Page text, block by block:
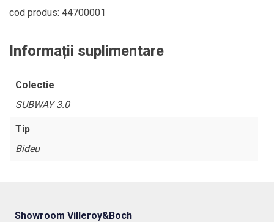
cm
cod produs: 44700001
Informații suplimentare
Colectie
SUBWAY 3.0
Tip
Bideu
Showroom Villeroy&Boch